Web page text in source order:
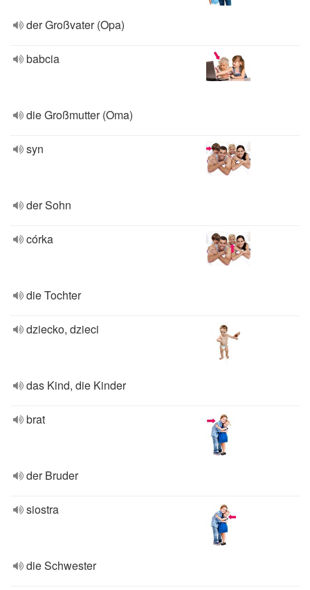
der Großvater (Opa)
babcia
die Großmutter (Oma)
syn
der Sohn
córka
die Tochter
dziecko, dzieci
das Kind, die Kinder
brat
der Bruder
siostra
die Schwester